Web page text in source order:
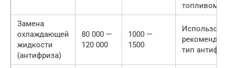
топливом
Замена
охлаждающей
жидкости
(антифриза)
80 000 —
120 000
1000 —
1500
тип